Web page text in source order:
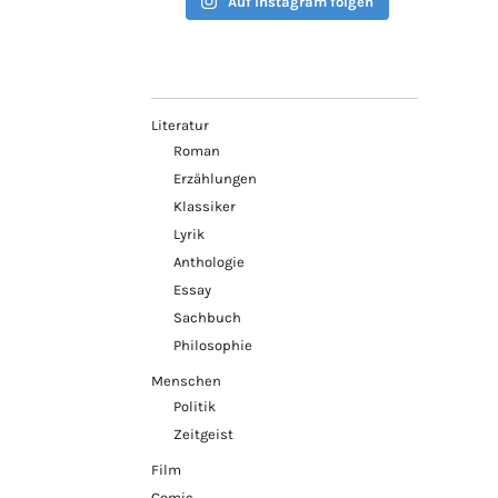
Literatur
Roman
Erzählungen
Klassiker
Lyrik
Anthologie
Essay
Sachbuch
Philosophie
Menschen
Politik
Zeitgeist
Film